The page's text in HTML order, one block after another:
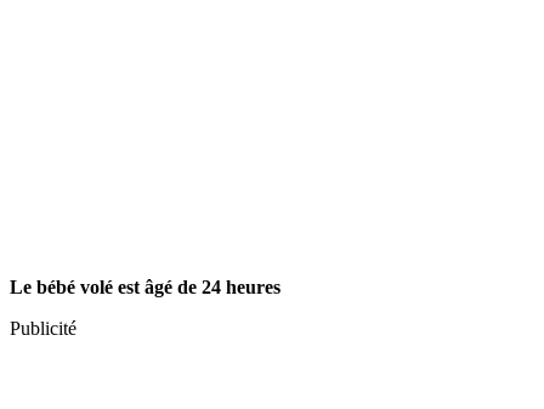
Le bébé volé est âgé de 24 heures
Publicité